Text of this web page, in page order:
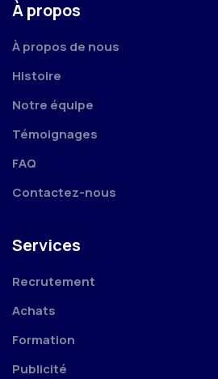
À propos
À propos de nous
Histoire
Notre équipe
Témoignages
FAQ
Contactez-nous
Services
Recrutement
Achats
Formation
Publicité